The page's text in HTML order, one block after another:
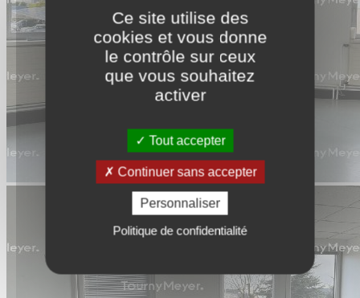
Ce site utilise des
cookies et vous donne
le contrôle sur ceux
que vous souhaitez
activer
Tout accepter
Continuer sans accepter
Personnaliser
Politique de confidentialité